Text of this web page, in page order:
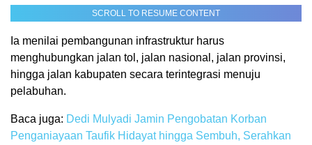
SCROLL TO RESUME CONTENT
Ia menilai pembangunan infrastruktur harus
menghubungkan jalan tol, jalan nasional, jalan provinsi,
hingga jalan kabupaten secara terintegrasi menuju
pelabuhan.
Baca juga: Dedi Mulyadi Jamin Pengobatan Korban
Penganiayaan Taufik Hidayat hingga Sembuh, Serahkan